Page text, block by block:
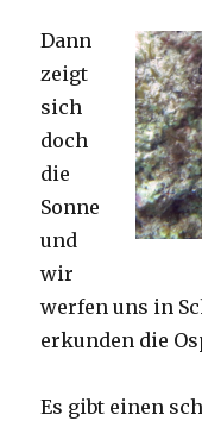
Dann
zeigt
sich
doch
die
Sonne
und
wir
werfen uns in
erkunden die
Es gibt einen